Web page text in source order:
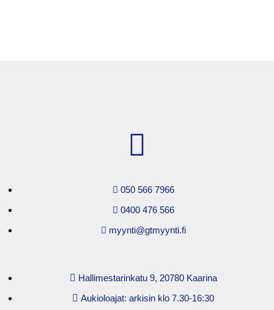
050 566 7966
0400 476 566
myynti@gtmyynti.fi
Hallimestarinkatu 9, 20780 Kaarina
Aukioloajat: arkisin klo 7.30-16:30